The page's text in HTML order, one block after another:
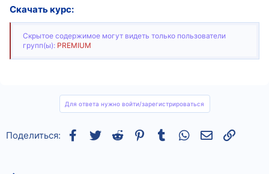
Скачать курс:
Скрытое содержимое могут видеть только пользователи
групп(ы): PREMIUM
Для ответа нужно войти/зарегистрироваться
Поделиться: Facebook
TwitterReddit Pinterest
Tumblr WhatsAppСсылка